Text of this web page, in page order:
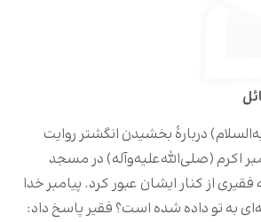
دربارۀ بخشیدن انگشتر روایت
اکرم (صلی‌الله‌علیه‌وآله) در مسجد
از کنار ایشان عبور کرد. پیامبر خدا
به تو داده شده است؟ فقیر پاسخ داد: